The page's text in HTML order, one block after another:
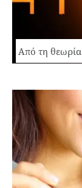
Από τη